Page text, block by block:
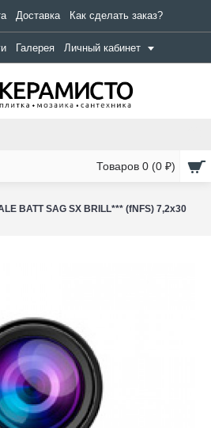
Доставка Как сделать заказ?
Галерея Личный кабинет
Товаров 0 (0 ₽)
BATT SAG SX BRILL*** (fNFS) 7,2x30